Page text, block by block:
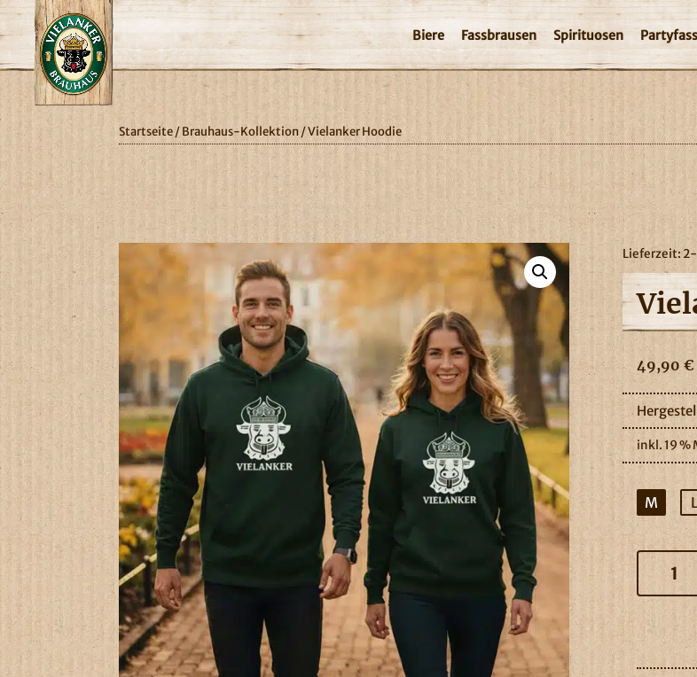
Biere Fassbrausen Spirituosen Partyfass
Startseite/Brauhaus-Kollektion/ Vielanker Hoodie
Lieferzeit:
49,90€
inkl. 19 %
M L
Hoodie
Menge